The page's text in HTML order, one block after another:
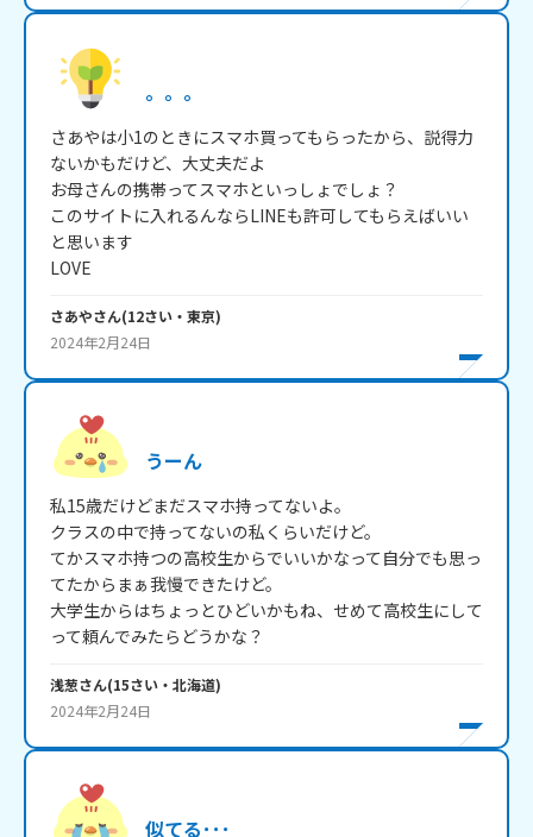
。。。
さあやは小1のときにスマホ買ってもらったから、説得力
ないかもだけど、大丈夫だよ
お母さんの携帯ってスマホといっしょでしょ？
このサイトに入れるんならLINEも許可してもらえばいい
と思います
LOVE
さあやさん(12さい・ 東京)
2024年2月24日
うーん
私15歳だけどまだスマホ持ってないよ。
クラスの中で持ってないの私くらいだけど。
てかスマホ持つの高校生からでいいかなって自分でも思っ
てたからまぁ我慢できたけど。
大学生からはちょっとひどいかもね、せめて高校生にして
浅葱さん(15さい・ 北海道)
2024年2月24日
似てる･･･